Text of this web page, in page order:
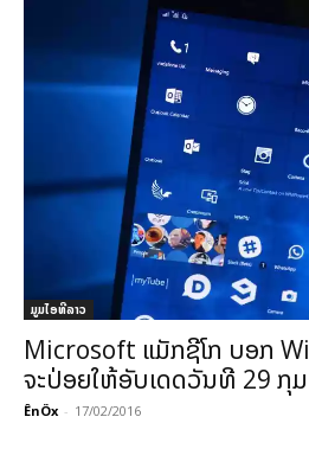
ມູມໄອທີລາວ
Microsoft ແມັກຊີໂກ ບອກ
ຈະປ່ອຍໃຫ້ອັບເດດວັນທີ 29 ກຸ
ÊnÖx - 17/02/2016